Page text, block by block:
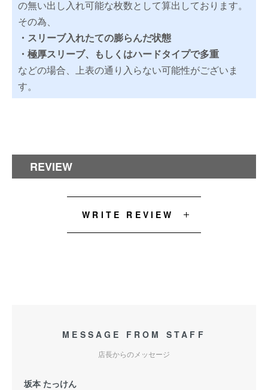
の無い出し入れ可能な枚数として算出しております。
その為、
・スリーブ入れたての膨らんだ状態
・極厚スリーブ、もしくはハードタイプで多重
などの場合、上表の通り入らない可能性がございま
す。
REVIEW
WRITE REVIEW
MESSAGE FROM STAFF
店長からのメッセージ
坂本 たっけん